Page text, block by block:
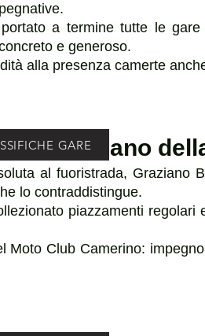
a termine tutte le gare
e generoso.
alla presenza camerte
marchigiano
al fuoristrada, Graziano
lo contraddistingue.
piazzamenti regolari
Club Camerino:
GARE